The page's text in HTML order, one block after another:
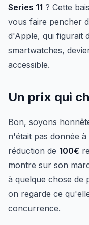
Series 11 ? Cette
vous faire pencher
d'Apple, qui figurait
smartwatches,
accessible.
Un prix qui
Bon, soyons
n'était pas donnée
réduction de 100€
montre sur son
à quelque chose de
on regarde ce
concurrence.